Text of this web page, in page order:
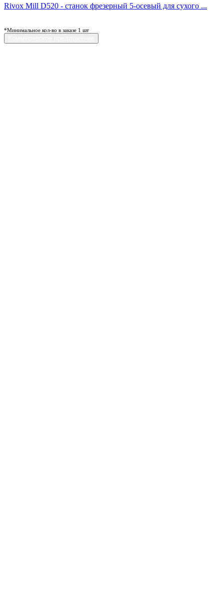
Rivox Mill D520 - станок фрезерный 5-осевый для сухого ...
*Минимальное кол-во в заказе 1 шт